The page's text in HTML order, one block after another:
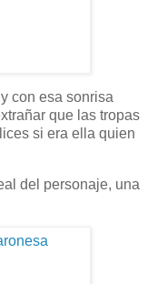
y con esa sonrisa
que las tropas
si era ella quien
del personaje, una